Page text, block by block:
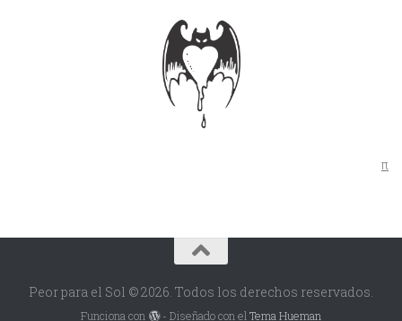
π
Peor para el Sol © 2026. Todos los derechos reservados.
Funciona con - Diseñado con el Tema Hueman